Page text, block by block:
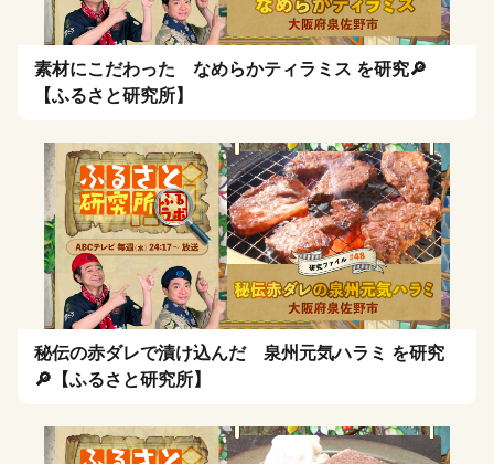
素材にこだわった なめらかティラミス を研究🔎
【ふるさと研究所】
秘伝の赤ダレで漬け込んだ 泉州元気ハラミ を研究
🔎【ふるさと研究所】